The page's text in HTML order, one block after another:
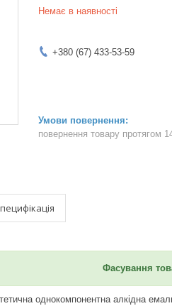
Немає в наявності
+380 (67) 433-53-59
повернення товару протягом
Фасування
однокомпонентна алкідна